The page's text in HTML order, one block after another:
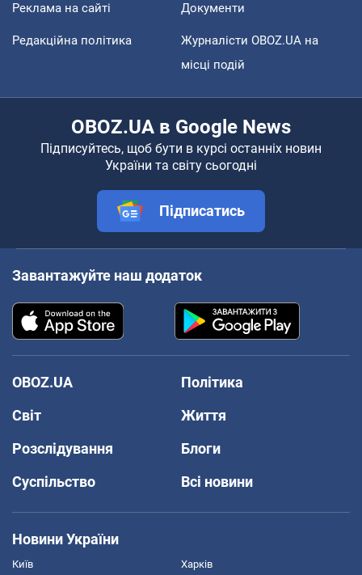
Реклама на сайті Документи
Редакційна політика
Журналісти OBOZ.UA на
місці подій
OBOZ.UA в Google News
Підписуйтесь, щоб бути в курсі останніх новин
України та світу сьогодні
Підписатись
Завантажуйте наш додаток
OBOZ.UA
Політика
Світ
Життя
Розслідування
Блоги
Суспільство
Всі новини
Новини України
Київ Харків